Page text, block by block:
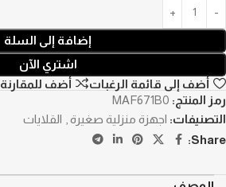
إضافة إلى السلة
اشتري الآن
أضف إلى قائمة الرغبات
أضف للمقارنة
رمز المنتج: MAF671B0
التصنيفات: اجهزة منزلية صغيرة
القلايات
Share: